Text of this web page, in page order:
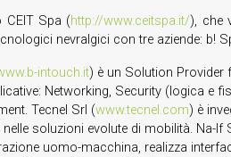
CEIT Spa (http://www.ceitspa.it/), che
nevralgici con tre aziende: b!
intouch.it) è un Solution Provider
Networking, Security (logica e
Tecnel Srl (www.tecnel.com) è
nelle soluzioni evolute di mobilità. Na-If
uomo-macchina, realizza